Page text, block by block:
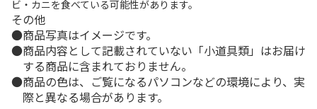
ビ・カニを食べている可能性があります。
その他
商品写真はイメージです。
商品内容として記載されていない「小道具類」はお届け
する商品に含まれておりません。
商品の色は、ご覧になるパソコンなどの環境により、実
際と異なる場合があります。